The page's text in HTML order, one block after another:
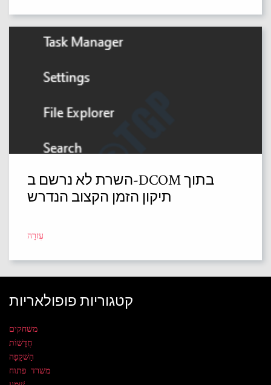
השרת לא נרשם ב-DCOM בתוך
תיקון הזמן הקצוב הנדרש
עֶזרָה
קטגוריות פופולאריות
משחקים
חֲדָשׁוֹת
הַשׁקָפָה
משרד פתוח